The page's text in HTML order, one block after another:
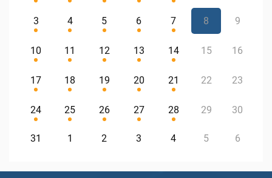
3 4 5 6 7 8 9
10 11 12 13 14 15 16
17 18 19 20 21 22 23
24 25 26 27 28 29 30
31 1 2 3 4 5 6